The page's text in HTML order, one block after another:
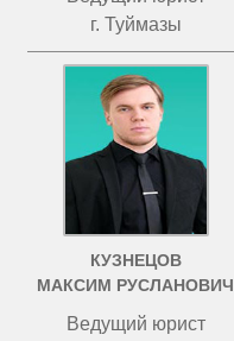
г. Туймазы
КУЗНЕЦОВ
МАКСИМ РУСЛАНОВИЧ
Ведущий юрист